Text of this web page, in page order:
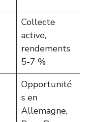
Collecte
active,
rendements
5-7 %
Opportunité
s en
Allemagne,